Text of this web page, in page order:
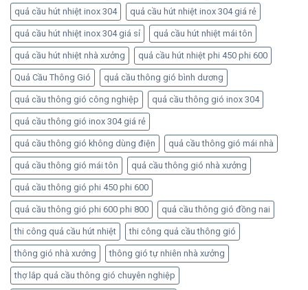
quả cầu hút nhiệt inox 304 quả cầu hút nhiệt inox 304 giá rẻ
quả cầu hút nhiệt inox 304 giá sỉ quả cầu hút nhiệt mái tôn
quả cầu hút nhiệt nhà xưởng quả cầu hút nhiệt phi 450 phi 600
Quả Cầu Thông Gió quả cầu thông gió bình dương
quả cầu thông gió công nghiệp quả cầu thông gió inox 304
quả cầu thông gió inox 304 giá rẻ
quả cầu thông gió không dùng điện quả cầu thông gió mái nhà
quả cầu thông gió mái tôn quả cầu thông gió nhà xưởng
quả cầu thông gió phi 450 phi 600
quả cầu thông gió phi 600 phi 800 quả cầu thông gió đồng nai
thi công quả cầu hút nhiệt thi công quả cầu thông gió
thông gió nhà xưởng thông gió tự nhiên nhà xưởng
thợ lắp quả cầu thông gió chuyên nghiệp